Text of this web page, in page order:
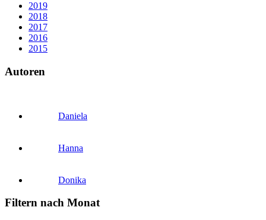
2019
2018
2017
2016
2015
Autoren
Daniela
Hanna
Donika
Filtern nach Monat